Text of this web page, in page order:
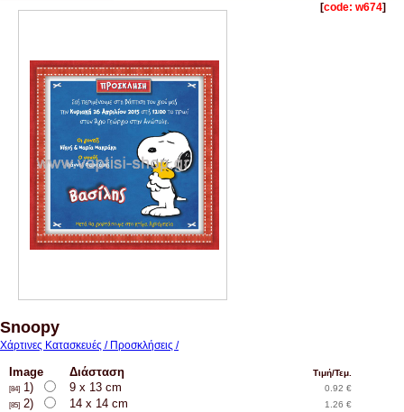
[code: w674]
Snoopy
Χάρτινες Κατασκευές / Προσκλήσεις /
Image Διάσταση Τιμή/Τεμ.
[84] 1) 9 x 13 cm 0.92 €
[85] 2) 14 x 14 cm 1.26 €